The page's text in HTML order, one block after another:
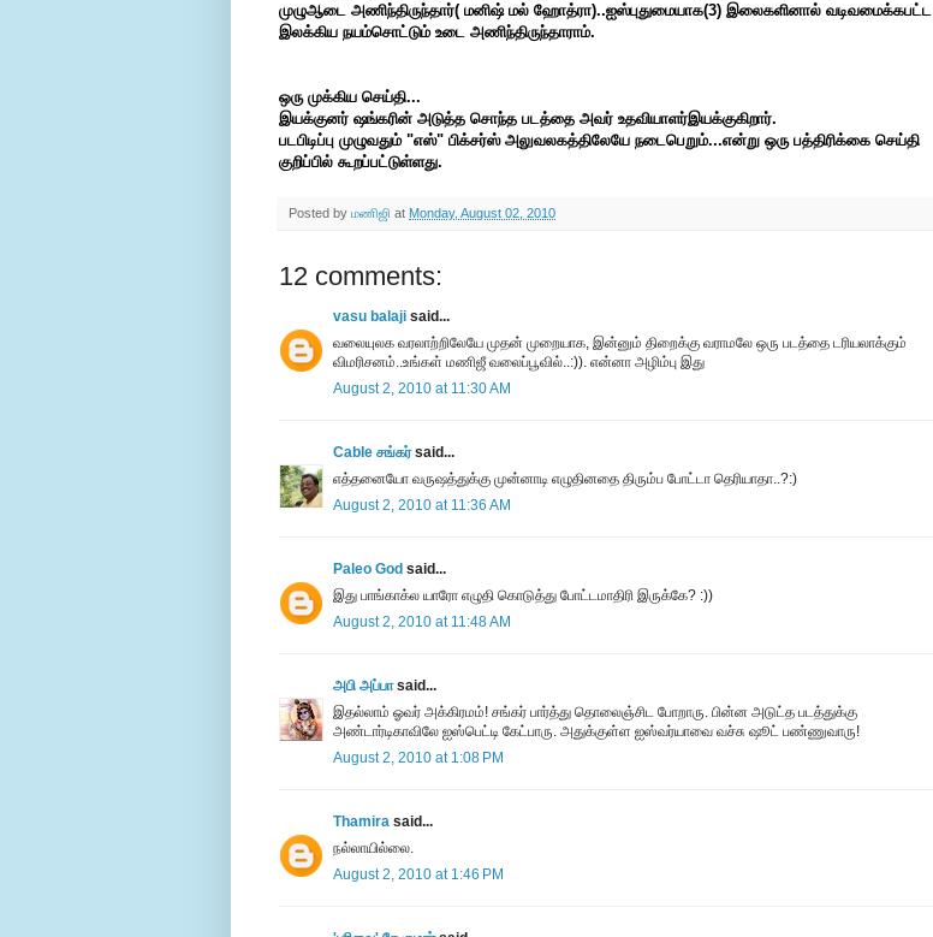
முழுஆடை அணிந்திருந்தார்( மனிஷ் மல் ஹோத்ரா)..ஐஸ்புதுமையாக(3) இலைகளினால் வடிவமைக்கபட்ட
இலக்கிய நயம்சொட்டும் உடை அணிந்திருந்தாராம்.
ஒரு முக்கிய செய்தி...
இயக்குனர் ஷங்கரின் அடுத்த சொந்த படத்தை அவர் உதவியாளர்இயக்குகிறார்.
படபிடிப்பு முழுவதும் "எஸ்" பிக்சர்ஸ் அலுவலகத்திலேயே நடைபெறும்...என்று ஒரு பத்திரிக்கை செய்தி
குறிப்பில் கூறப்பட்டுள்ளது.
Posted by மணிஜி at Monday, August 02, 2010
12 comments:
vasu balaji said...
வலையுலக வரலாற்றிலேயே முதன் முறையாக, இன்னும் திறைக்கு வராமலே ஒரு படத்தை டரியலாக்கும்
விமரிசனம்..உங்கள் மணிஜீ வலைப்பூவில்..:)). என்னா அழிம்பு இது
August 2, 2010 at 11:30 AM
Cable சங்கர்said...
எத்தனையோ வருஷத்துக்கு முன்னாடி எழுதினதை திரும்ப போட்டா தெரியாதா..?:)
August 2, 2010 at 11:36 AM
Paleo God said...
இது பாங்காக்ல யாரோ எழுதி கொடுத்து போட்டமாதிரி இருக்கே? :))
August 2, 2010 at 11:48 AM
அபி அப்பாsaid...
இதல்லாம் ஓவர் அக்கிரமம்! சங்கர் பார்த்து தொலைஞ்சிட போறாரு. பின்ன அடுட்த படத்துக்கு
அண்டார்டிகாவிலே ஐஸ்பெட்டி கேட்பாரு. அதுக்குள்ள ஐஸ்வர்யாவை வச்சு ஷூட் பண்ணுவாரு!
August 2, 2010 at 1:08 PM
Thamira said...
நல்லாயில்லை.
August 2, 2010 at 1:46 PM